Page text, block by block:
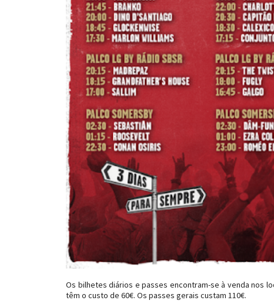
Os bilhetes diários e passes encontram-se à venda nos
têm o custo de 60€. Os passes gerais custam 110€.